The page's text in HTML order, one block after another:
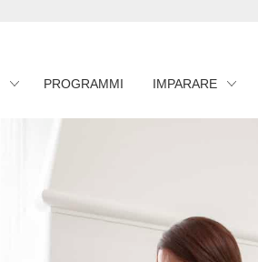
PROGRAMMI IMPARARE